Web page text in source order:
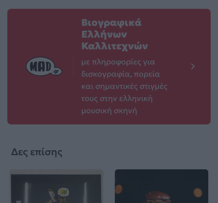
Βιογραφικά
Ελλήνων
Καλλιτεχνών
με πληροφορίες για
δισκογραφία, πορεία
και σημαντικές στιγμές
τους στην ελληνική
μουσική σκηνή
Δες επίσης